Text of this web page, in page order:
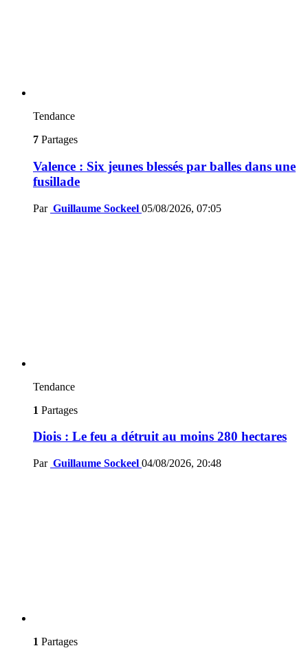
Tendance
7 Partages
Valence : Six jeunes blessés par balles dans une
fusillade
Par Guillaume Sockeel 05/08/2026, 07:05
Tendance
1 Partages
Diois : Le feu a détruit au moins 280 hectares
Par Guillaume Sockeel 04/08/2026, 20:48
1 Partages